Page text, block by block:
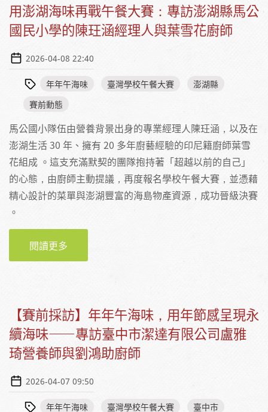
用澎湖海味再戰午餐大賽：專訪澎湖縣馬公
國民小學的陳玨涵經理人與葉雪花廚師
2026-04-08 22:40
年年午海味 臺灣學校午餐大賽
澎湖縣
賽前動態
馬公國小隊伍由營養背景出身的專業經理人陳玨涵，以及在
澎湖生活 30 年、擁有 20 多年廚藝經驗的印尼籍廚師葉雪
花組成 。這支充滿默契的團隊抱持著「超越以前的自己」
的心態，由廚師主動提議，再度報名學校午餐大賽，並憑藉
精心設計的菜單與澎湖豐富的海島物產資源，成功晉級決賽
。
閱讀更多
公國民小學的陳玨涵經理人與葉雪花廚師
【賽前採訪】年年午海味，用年節感呈現永
續海味——專訪臺中市潔達有限公司盧雅
琦營養師與劉鴻助廚師
2026-04-07 09:50
年年午海味 臺灣學校午餐大賽
臺中市